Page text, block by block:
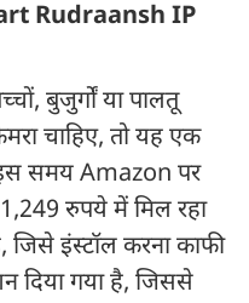
Rudraansh IP
बुजुर्गों या पालतू
चाहिए, तो यह एक
समय Amazon पर
रुपये में मिल रहा
इंस्टॉल करना काफी
दिया गया है, जिससे